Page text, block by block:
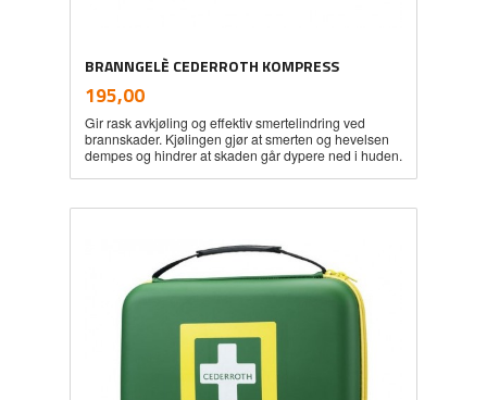
BRANNGELÈ CEDERROTH KOMPRESS
Pris
195,00mva.
Gir rask avkjøling og effektiv smertelindring ved
brannskader. Kjølingen gjør at smerten og hevelsen
dempes og hindrer at skaden går dypere ned i huden.